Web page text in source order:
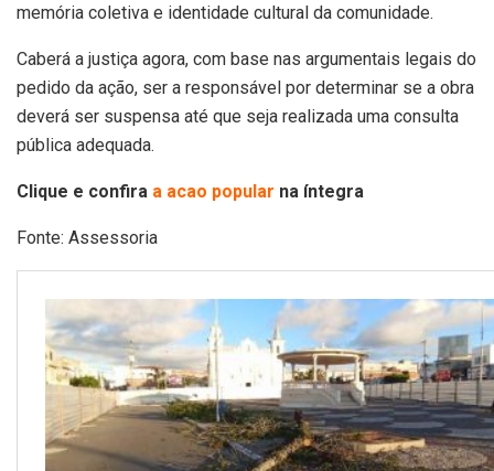
memória coletiva e identidade cultural da comunidade.
Caberá a justiça agora, com base nas argumentais legais do
pedido da ação, ser a responsável por determinar se a obra
deverá ser suspensa até que seja realizada uma consulta
pública adequada.
Clique e confira a acao popular na íntegra
Fonte: Assessoria